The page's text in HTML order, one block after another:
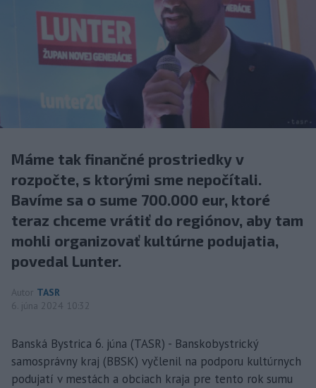
Máme tak finančné prostriedky v
rozpočte, s ktorými sme nepočítali.
Bavíme sa o sume 700.000 eur, ktoré
teraz chceme vrátiť do regiónov, aby tam
mohli organizovať kultúrne podujatia,
povedal Lunter.
Autor TASR
6. júna 2024 10:32
Banská Bystrica 6. júna (TASR) - Banskobystrický
samosprávny kraj (BBSK) vyčlenil na podporu kultúrnych
podujatí v mestách a obciach kraja pre tento rok sumu